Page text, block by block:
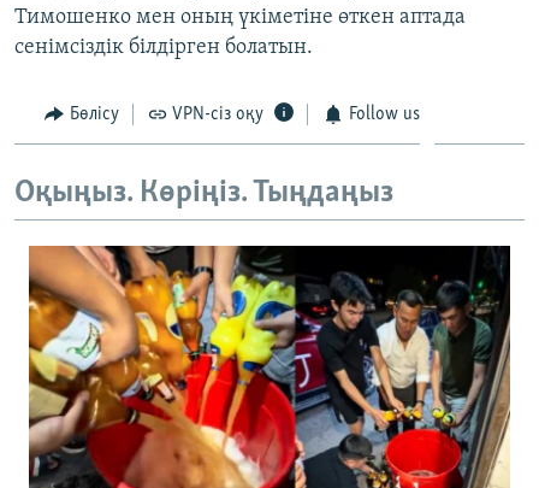
Тимошенко мен оның үкіметіне өткен аптада
сенімсіздік білдірген болатын.
Бөлісу VPN-сіз оқу Follow us
Оқыңыз. Көріңіз. Тыңдаңыз